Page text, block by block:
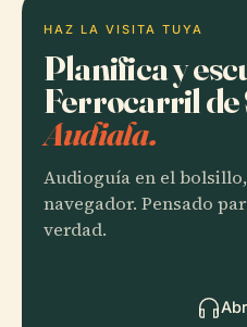
HAZ LA VISITA TUYA
Planifica y
Ferrocarril de
Audiala.
Audioguía en el
navegador. Pensado
verdad.